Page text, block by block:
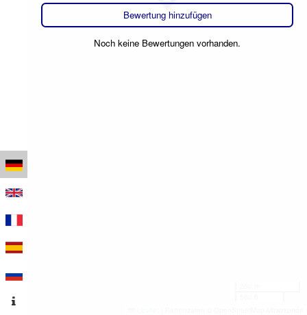
Bewertung hinzufügen
Noch keine Bewertungen vorhanden.